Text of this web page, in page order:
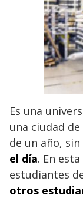
Es una
una ciudad
de un año,
el día. En
estudiantes
otros